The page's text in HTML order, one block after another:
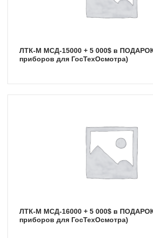
ЛТК-М МСД-15000 + 5 000$ в ПОДАРОК (комплект
приборов для ГосТехОсмотра)
ЛТК-М МСД-16000 + 5 000$ в ПОДАРОК (комплект
приборов для ГосТехОсмотра)